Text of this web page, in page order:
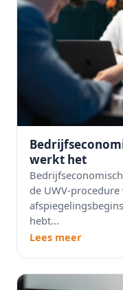
werkt het
de UWV-
hebt...
Lees meer